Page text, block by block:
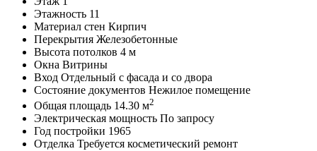
Этажность 11
Материал стен Кирпич
Перекрытия Железобетонные
Высота потолков 4 м
Окна Витрины
Вход Отдельный с фасада и со двора
Состояние документов Нежилое помещение
Общая площадь 14.30 м2
Электрическая мощность По запросу
Год постройки 1965
Отделка Требуется косметический ремонт